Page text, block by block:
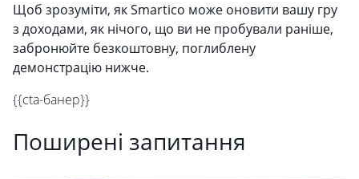
Щоб зрозуміти, як Smartico може оновити вашу гру
з доходами, як нічого, що ви не пробували раніше,
забронюйте безкоштовну, поглиблену
демонстрацію нижче.
{{cta-банер}}
Поширені запитання